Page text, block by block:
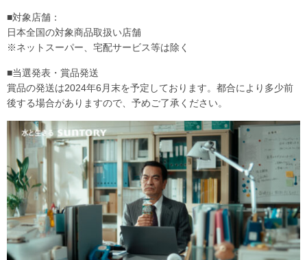
■対象店舗：
日本全国の対象商品取扱い店舗
※ネットスーパー、宅配サービス等は除く
■当選発表・賞品発送
賞品の発送は2024年6月末を予定しております。都合により多少前
後する場合がありますので、予めご了承ください。